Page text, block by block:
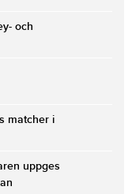
och
matcher i
uppges